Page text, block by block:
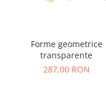
Forme geometrice
transparente
287,00 RON